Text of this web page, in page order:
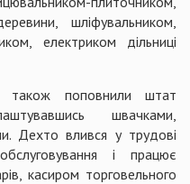
шліфувальником,
електриком дільниці
також поповнили штат
швачками,
Дехто влився у трудові
і працює
касиром торговельного